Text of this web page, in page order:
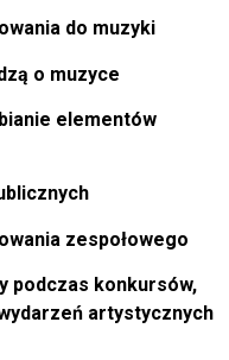
do muzyki
o muzyce
elementów
zespołowego
podczas konkursów,
artystycznych